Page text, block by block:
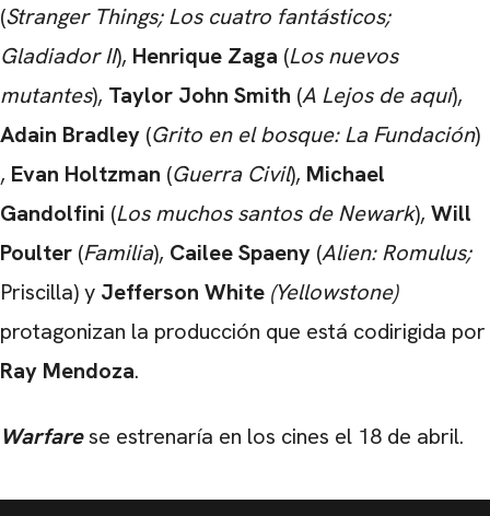
(Stranger Things; Los cuatro fantásticos;
Gladiador II), Henrique Zaga (Los nuevos
mutantes), Taylor John Smith (A Lejos de aquí),
Adain Bradley (Grito en el bosque: La Fundación)
, Evan Holtzman (Guerra Civil), Michael
Gandolfini (Los muchos santos de Newark), Will
Poulter (Familia), Cailee Spaeny (Alien: Romulus;
Priscilla) y Jefferson White (Yellowstone)
protagonizan la producción que está codirigida por
Ray Mendoza.
Warfarese estrenaría en los cines el 18 de abril.